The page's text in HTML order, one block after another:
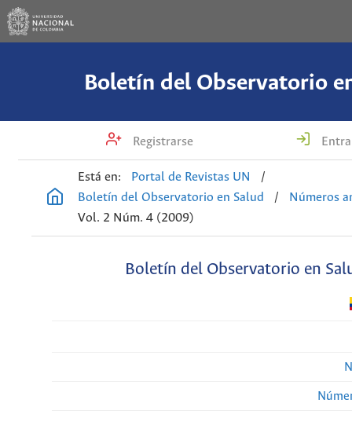
Boletín del Observatorio
Registrarse
Está en: Portal de Revistas UN
/
Boletín del Observatorio en Salud
/
Números
Vol. 2 Núm. 4 (2009)
Boletín del Observatorio en